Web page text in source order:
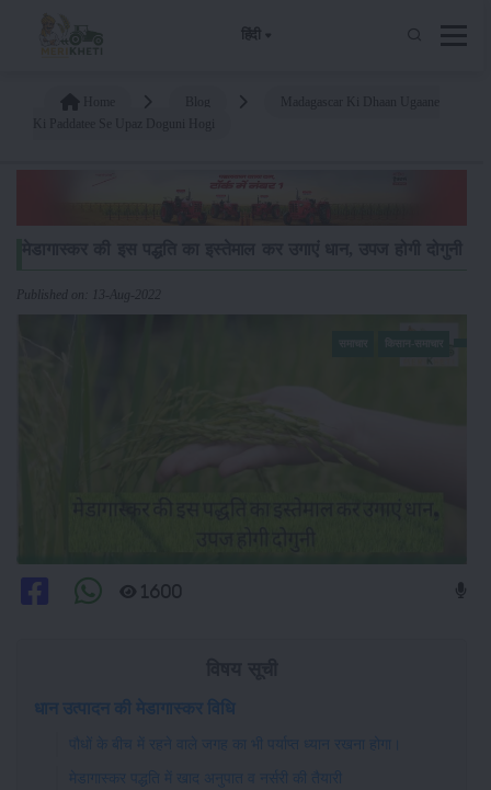
हिंदी
Published on: 13-Aug-2022
1600
धान उत्पादन की मेडागास्कर विधि
पौधों के बीच में रहने वाले जगह का भी पर्याप्त ध्यान रखना होगा।
मेडागास्कर पद्धति में खाद अनुपात व नर्सरी की तैयारी